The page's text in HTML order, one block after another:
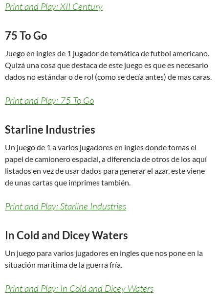
Print and Play: XII Century
75 To Go
Juego en ingles de 1 jugador de temática de futbol americano.
Quizá una cosa que destaca de este juego es que es necesario
dados no estándar o de rol (como se decía antes) de mas caras.
Print and Play: 75 To Go
Starline Industries
Un juego de 1 a varios jugadores en ingles donde tomas el
papel de camionero espacial, a diferencia de otros de los aquí
listados en vez de usar dados para generar el azar, este viene
de unas cartas que imprimes también.
Print and Play: Starline Industries
In Cold and Dicey Waters
Un juego para varios jugadores en ingles que nos pone en la
situación marítima de la guerra fría.
Print and Play: In Cold and Dicey Waters